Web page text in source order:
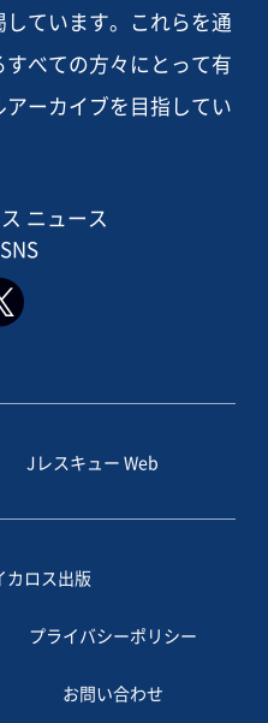
ています。これらを通
べての方々にとって有
ーカイブを目指してい
ニュース
Jレスキュー Web
カロス出版
プライバシーポリシー
お問い合わせ